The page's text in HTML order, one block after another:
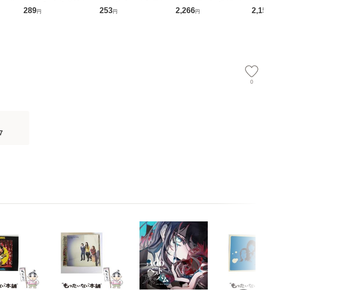
】
かり / [CD]【メール便
送料無料】
289円
ト) / 東野圭吾 / 祥伝
社 [文庫]【メール便送
253円
OX] / バップ [DVD]
【メール便送料無料】
2,266円
ル便送料無料】
2,150
0